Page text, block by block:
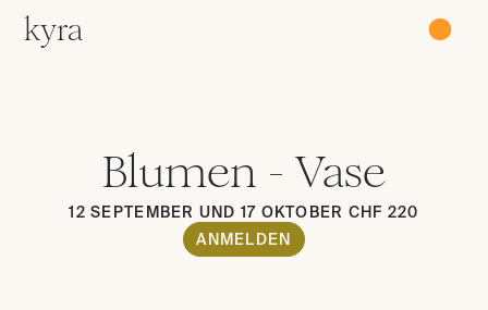
Blumen - Vase
12 SEPTEMBER UND 17 OKTOBER CHF 220
ANMELDEN
kyra ●